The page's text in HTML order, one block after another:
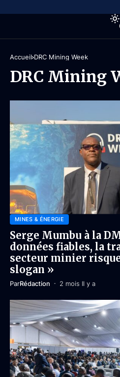
Accueil DRC Mining Week
DRC Mining
MINES & ÉNERGIE
Serge Mumbu à la
données fiables, la
secteur minier
slogan »
ParRédaction 2 mois Il y a